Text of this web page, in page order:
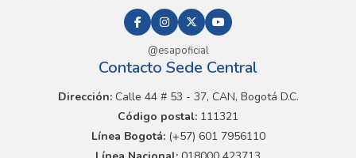
@esapoficial
Contacto Sede Central
Dirección:Calle 44 # 53 - 37, CAN, Bogotá D.C.
Código postal: 111321
Línea Bogotá:(+57) 601 7956110